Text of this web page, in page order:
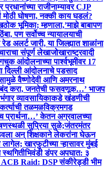
राजीनाम्यावर CJP
मोठी घोषणा, नक्की काय घडलं?
भूमिका; म्हणाला,’माझे बाबापण
पण सर्वोच्च न्यायालयाची
अलर्ट जारी, या जिल्ह्यात शाळांना
संपूर्ण लेखाजोखाराष्ट्रवादी
आंदोलनाच्या पार्श्वभूमीवर 17
दिल्ली आंदोलनाचे पडसाद
वैष्णोदेवी आणि अमरनाथ
बंद करा, जनतेची फसवणूक…’ भाजप
व्यावसायिकाकडे खंडणीची
तळमळविक्रमगड
प्रार्थना…’ केतन अग्रवालच्या
सुप्रिया सुळे;जंतरमंतर
अन् शिक्षकाने लेकरांना घेऊन
खारफुटीच्या ऱ्हासावर मुंबई
स्थगितीभिवंडी डंपर अपघात: ३
Raid: DSP संकीरेड्डी भीम